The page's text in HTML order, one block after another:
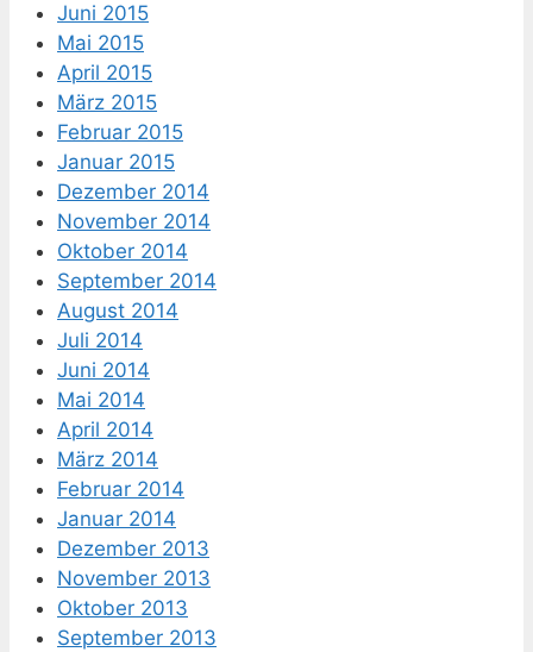
Juni 2015
Mai 2015
April 2015
März 2015
Februar 2015
Januar 2015
Dezember 2014
November 2014
Oktober 2014
September 2014
August 2014
Juli 2014
Juni 2014
Mai 2014
April 2014
März 2014
Februar 2014
Januar 2014
Dezember 2013
November 2013
Oktober 2013
September 2013